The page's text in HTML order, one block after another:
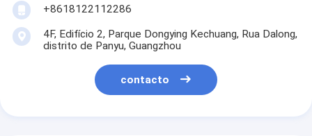
+8618122112286
4F, Edifício 2, Parque Dongying Kechuang, Rua Dalong,
distrito de Panyu, Guangzhou
contacto